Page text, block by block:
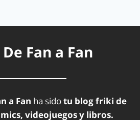
Fan a Fan
a Fan ha sidotu blog friki de
videojuegos y libros.